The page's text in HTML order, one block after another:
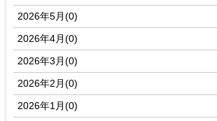
2026年5月(0)
2026年4月(0)
2026年3月(0)
2026年2月(0)
2026年1月(0)